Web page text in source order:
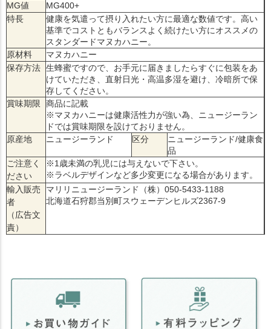
MG値
MG400+
特長
健康を気遣って摂り入れたい方に最適な数値です。高い
基準でコストともバランスよく続けたい方にオススメの
スタンダードマヌカハニー。
原材料
マヌカハニー
保存方法 生蜂蜜ですので、お手元に届きましたらすぐに包装をあ
けていただき、直射日光・高温多湿を避け、冷暗所で保
存してください。
賞味期限
商品に記載
※マヌカハニーは健康活性力が強い為、ニュージーラン
ドでは賞味期限を設けておりません。
原産地
ニュージーランド 区分
ニュージーランド/健康食
品
ご注意く
ださい
※1歳未満の乳児には与えないで下さい。
※ラベルデザインなど多少変更になる場合があります。
輸入販売
者
（広告文
責）
マリリニュージーランド（株）050-5433-1188
北海道石狩郡当別町スウェーデンヒルズ2367-9